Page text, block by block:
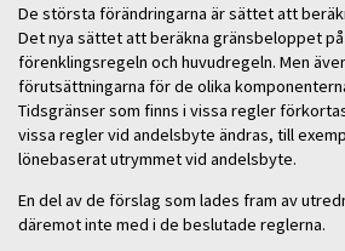
De största förändringarna är sättet att
Det nya sättet att beräkna gränsbeloppet på
förenklingsregeln och huvudregeln. Men
förutsättningarna för de olika
Tidsgränser som finns i vissa regler
vissa regler vid andelsbyte ändras, till
lönebaserat utrymmet vid andelsbyte.
En del av de förslag som lades fram av
däremot inte med i de beslutade reglerna.